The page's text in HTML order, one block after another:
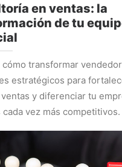
en ventas: la
de tu
cómo transformar
estratégicos para
y diferenciar tu
cada vez más competitivos.